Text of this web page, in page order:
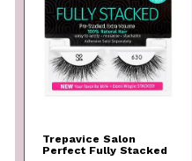
Trepavice Salon
Perfect Fully Stacked